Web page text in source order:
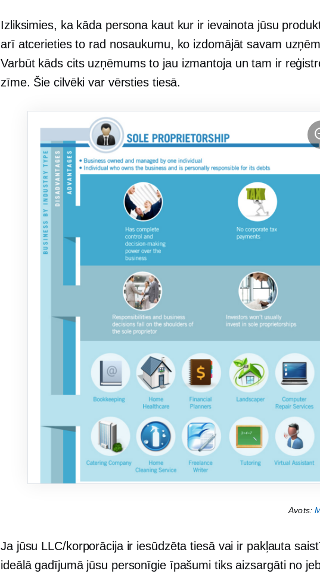
Izliksimies, ka kāda persona kaut kur ir ievainota jūsu
arī atcerieties to rad nosaukumu, ko izdomājāt savam
Varbūt kāds cits uzņēmums to jau izmantoja un tam ir
zīme. Šie cilvēki var vērsties tiesā.
Avots:
Ja jūsu LLC/korporācija ir iesūdzēta tiesā vai ir pakļauta
ideālā gadījumā jūsu personīgie īpašumi tiks aizsargāti no